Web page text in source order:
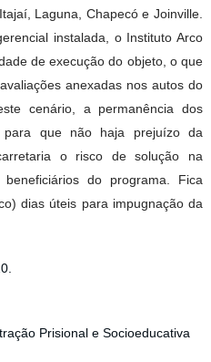
Laguna, Chapecó e Joinville.
instalada, o Instituto Arco
de execução do objeto, o que
anexadas nos autos do
cenário, a permanência dos
para que não haja prejuízo da
o risco de solução na
do programa. Fica
dias úteis para impugnação da
Prisional e Socioeducativa